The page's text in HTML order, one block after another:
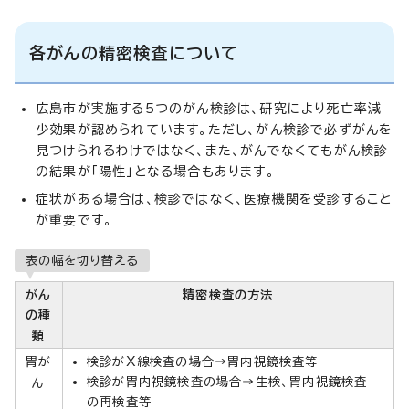
各がんの精密検査について
広島市が実施する5つのがん検診は、研究により死亡率減
少効果が認められています。ただし、がん検診で必ずがんを
見つけられるわけではなく、また、がんでなくてもがん検診
の結果が「陽性」となる場合もあります。
症状がある場合は、検診ではなく、医療機関を受診すること
が重要です。
表の幅を切り替える
がん
の種
類
精密検査の方法
胃が
ん
検診がX線検査の場合→胃内視鏡検査等
検診が胃内視鏡検査の場合→生検、胃内視鏡検査
の再検査等